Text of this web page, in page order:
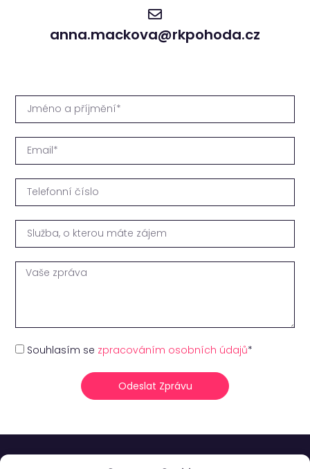
anna.mackova@rkpohoda.cz
Souhlasím se zpracováním osobních údajů*
Odeslat Zprávu